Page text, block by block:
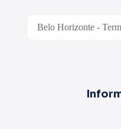
Belo Horizonte -